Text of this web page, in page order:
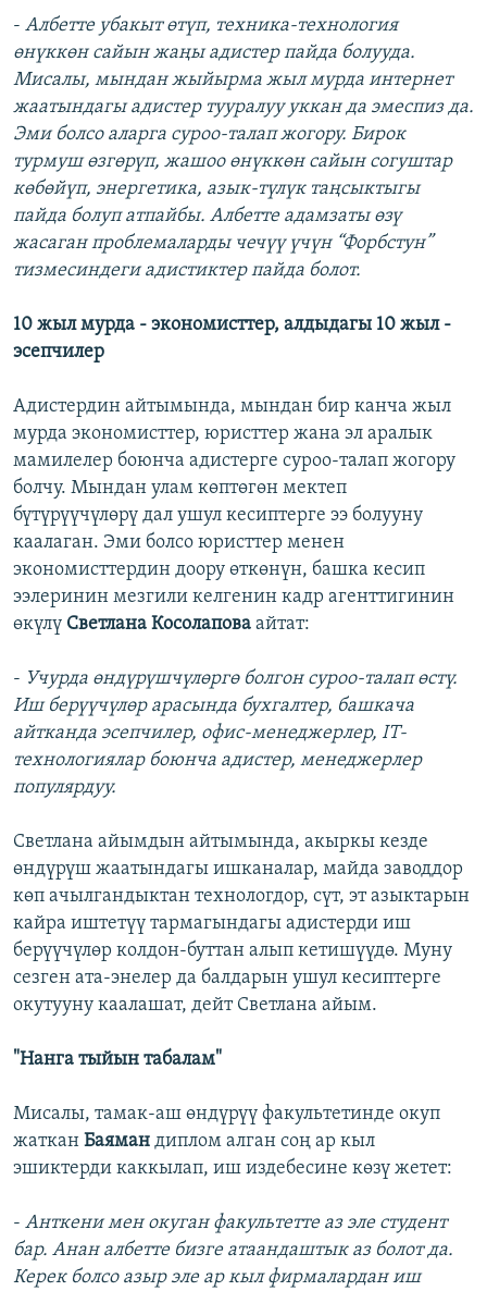
- Албетте убакыт өтүп, техника-технология
өнүккөн сайын жаңы адистер пайда болууда.
Мисалы, мындан жыйырма жыл мурда интернет
жаатындагы адистер тууралуу уккан да эмеспиз да.
Эми болсо аларга суроо-талап жогору. Бирок
турмуш өзгөрүп, жашоо өнүккөн сайын согуштар
көбөйүп, энергетика, азык-түлүк таңсыктыгы
пайда болуп атпайбы. Албетте адамзаты өзү
жасаган проблемаларды чечүү үчүн “Форбстун”
тизмесиндеги адистиктер пайда болот.
10 жыл мурда - экономисттер, алдыдагы 10 жыл -
эсепчилер
Адистердин айтымында, мындан бир канча жыл
мурда экономисттер, юристтер жана эл аралык
мамилелер боюнча адистерге суроо-талап жогору
болчу. Мындан улам көптөгөн мектеп
бүтүрүүчүлөрү дал ушул кесиптерге ээ болууну
каалаган. Эми болсо юристтер менен
экономисттердин доору өткөнүн, башка кесип
ээлеринин мезгили келгенин кадр агенттигинин
өкүлү Светлана Косолапова айтат:
- Учурда өндүрүшчүлөргө болгон суроо-талап өстү.
Иш берүүчүлөр арасында бухгалтер, башкача
айтканда эсепчилер, офис-менеджерлер, IT-
технологиялар боюнча адистер, менеджерлер
популярдуу.
Светлана айымдын айтымында, акыркы кезде
өндүрүш жаатындагы ишканалар, майда заводдор
көп ачылгандыктан технологдор, сүт, эт азыктарын
кайра иштетүү тармагындагы адистерди иш
берүүчүлөр колдон-буттан алып кетишүүдө. Муну
сезген ата-энелер да балдарын ушул кесиптерге
окутууну каалашат, дейт Светлана айым.
"Нанга тыйын табалам"
Мисалы, тамак-аш өндүрүү факультетинде окуп
жаткан Баяман диплом алган соң ар кыл
эшиктерди каккылап, иш издебесине көзү жетет:
- Анткени мен окуган факультетте аз эле студент
бар. Анан албетте бизге атаандаштык аз болот да.
Керек болсо азыр эле ар кыл фирмалардан иш